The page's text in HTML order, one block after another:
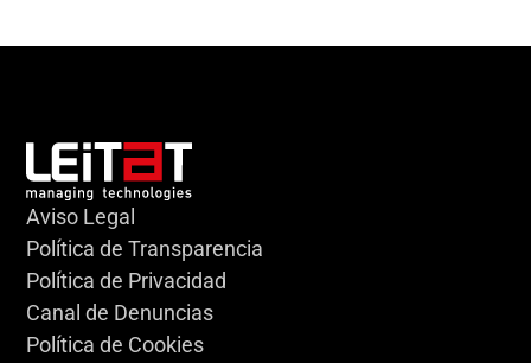
Aviso Legal
Política de Transparencia
Política de Privacidad
Canal de Denuncias
Política de Cookies